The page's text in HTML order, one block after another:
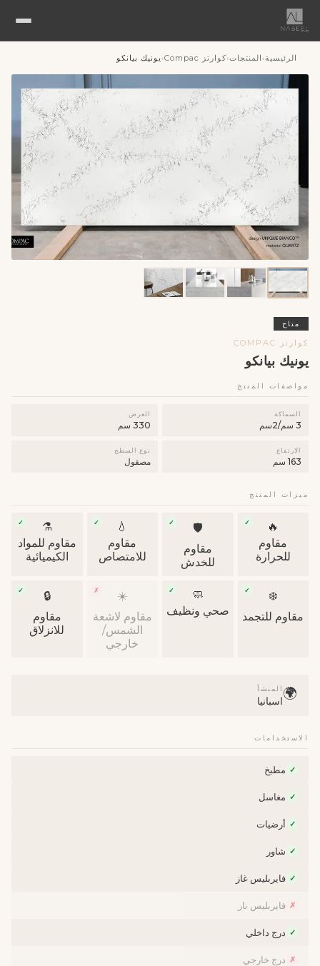
الرئيسية›المنتجات›كوارتز Compac ›يونيك بيانكو
متاح
كوارتز COMPAC
يونيك بيانكو
مواصفات المنتج
السماكة
3 سم/2سم
العرض
330 سم
الارتفاع
163 سم
نوع السطح
مصقول
ميزات المنتج
🔥
✓
مقاوم
للحرارة
🛡
✓
مقاوم
للخدش
💧
✓
مقاوم
للامتصاص
⚗️
✓
مقاوم للمواد
الكيميائية
❄️
✓
مقاوم للتجمد
🧼
✓
صحي ونظيف
☀️
✗
مقاوم لاشعة
الشمس/
خارجي
🔒
✓
مقاوم
للانزلاق
🌍 المنشأ
اسبانيا
الاستخدامات
✓ مطبخ
✓ مغاسل
✓ أرضيات
✓ شاور
✓ فايربليس غاز
✗ فايربليس نار
✓ درج داخلي
✗ درج خارجي